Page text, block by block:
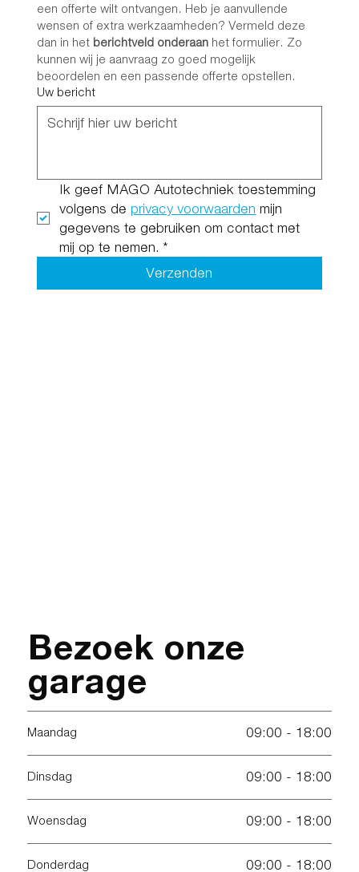
een offerte wilt ontvangen. Heb je aanvullende
wensen of extra werkzaamheden? Vermeld deze
dan in het berichtveld onderaan het formulier. Zo
kunnen wij je aanvraag zo goed mogelijk
beoordelen en een passende offerte opstellen.
Uw bericht
Ik geef MAGO Autotechniek toestemming
volgens de privacy voorwaarden mijn
gegevens te gebruiken om contact met
mij op te nemen. *
Verzenden
Bezoek onze
garage
Maandag 09:00 - 18:00
Dinsdag 09:00 - 18:00
Woensdag 09:00 - 18:00
Donderdag 09:00 - 18:00